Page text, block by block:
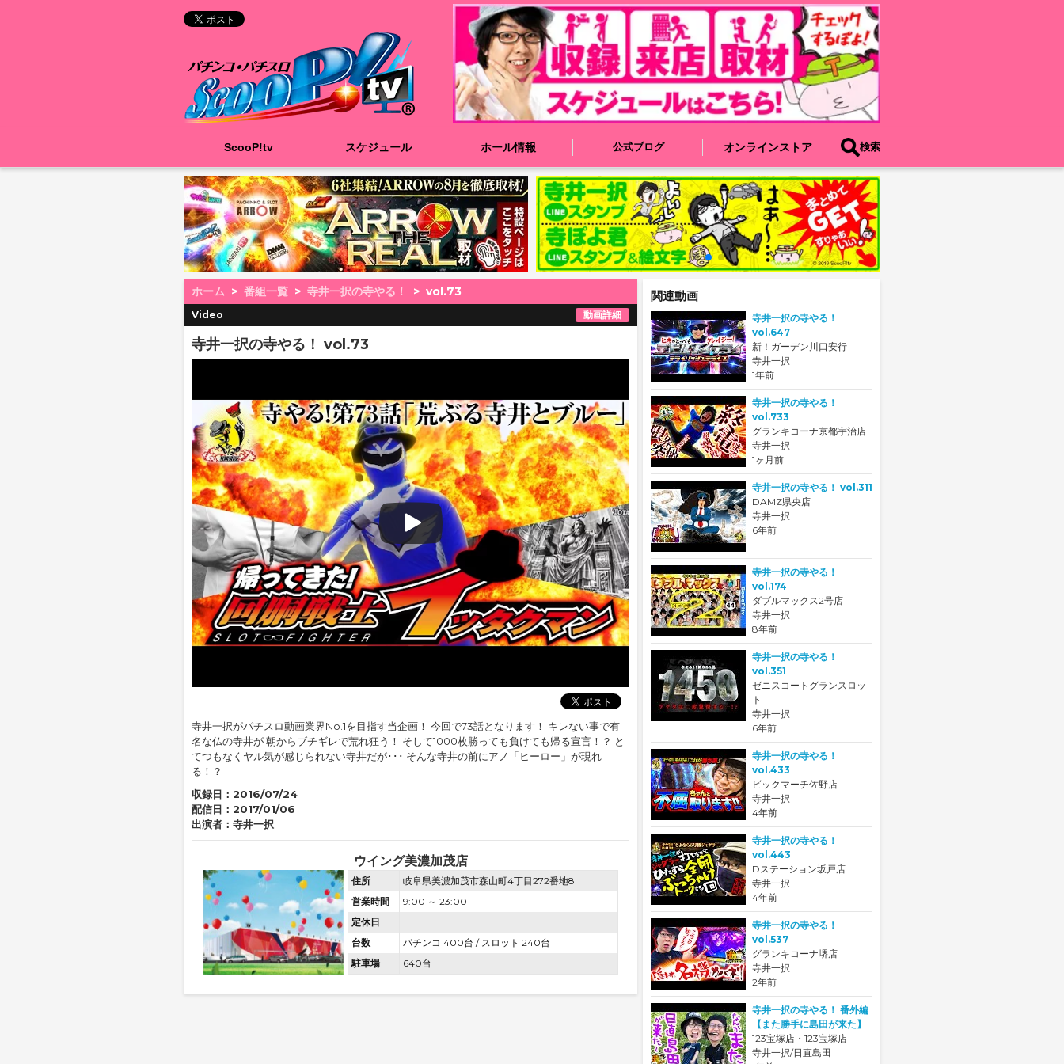
ScooP!tv スケジュール ホール情報 公式ブログ オンラインストア 検索
ホーム 番組一覧 寺井一択の寺やる！ vol.73
Video 動画詳細
寺井一択の寺やる！ vol.73
寺井一択がパチスロ動画業界No.1を目指す当企画！ 今回で73話となります！ キレない事で有
名な仏の寺井が 朝からブチギレで荒れ狂う！ そして1000枚勝っても負けても帰る宣言！？ と
てつもなくヤル気が感じられない寺井だが･･･ そんな寺井の前にアノ「ヒーロー」が現れ
る！？
収録日： 2016/07/24
配信日： 2017/01/06
出演者： 寺井一択
ウイング美濃加茂店
住所
岐阜県美濃加茂市森山町4丁目272番地8
営業時間
9:00 ～ 23:00
定休日
台数
パチンコ 400台 / スロット 240台
駐車場
640台
関連動画
寺井一択の寺やる！
vol.647
新！ガーデン川口安行
寺井一択
1年前
寺井一択の寺やる！
vol.733
グランキコーナ京都宇治店
寺井一択
1ヶ月前
寺井一択の寺やる！ vol.311
DAMZ県央店
寺井一択
6年前
寺井一択の寺やる！
vol.174
ダブルマックス2号店
寺井一択
8年前
寺井一択の寺やる！
vol.351
ゼニスコートグランスロッ
ト
寺井一択
6年前
寺井一択の寺やる！
vol.433
ビックマーチ佐野店
寺井一択
4年前
寺井一択の寺やる！
vol.443
Dステーション坂戸店
寺井一択
4年前
寺井一択の寺やる！
vol.537
グランキコーナ堺店
寺井一択
2年前
寺井一択の寺やる！ 番外編
【また勝手に島田が来た】
123宝塚店・123宝塚店
寺井一択/日直島田